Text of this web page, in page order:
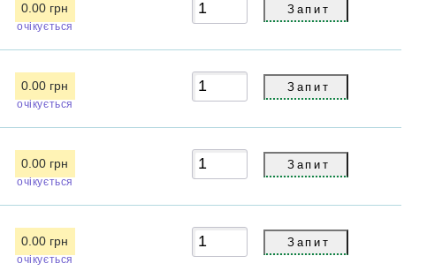
0.00 грн
очікується
0.00 грн
очікується
0.00 грн
очікується
0.00 грн
очікується